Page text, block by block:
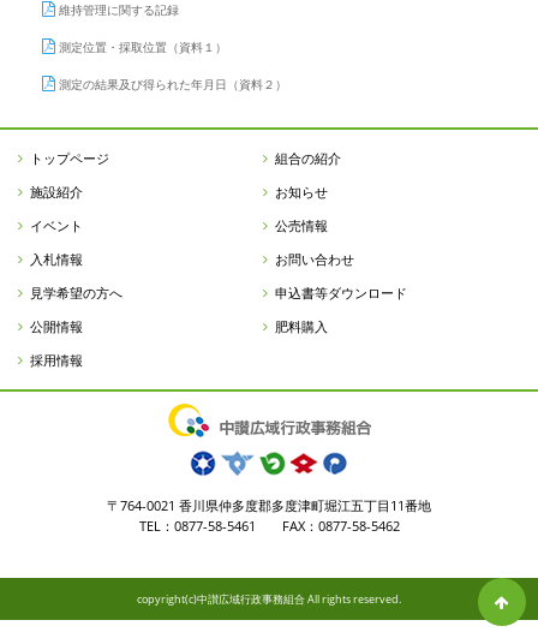
維持管理に関する記録
測定位置・採取位置（資料１）
測定の結果及び得られた年月日（資料２）
トップページ
組合の紹介
施設紹介
お知らせ
イベント
公売情報
入札情報
お問い合わせ
見学希望の方へ
申込書等ダウンロード
公開情報
肥料購入
採用情報
〒764-0021 香川県仲多度郡多度津町堀江五丁目11番地
TEL：0877-58-5461 FAX：0877-58-5462
copyright(c)中讃広域行政事務組合 All rights reserved.